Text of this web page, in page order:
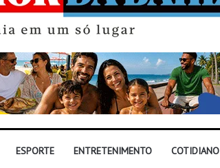
ESPORTE ENTRETENIMENTO COTIDIANO